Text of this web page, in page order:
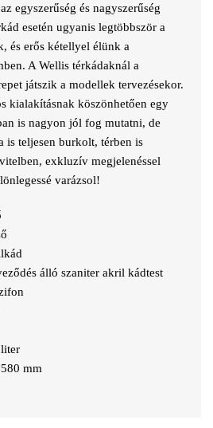
egyszerűség és nagyszerűség
esetén ugyanis legtöbbször a
és erős kétellyel élünk a
A Wellis térkádaknál a
játszik a modellek tervezésekor.
kialakításnak köszönhetően egy
is nagyon jól fog mutatni, de
is teljesen burkolt, térben is
exkluzív megjelenéssel
varázsol!
álló szaniter akril kádtest
mm